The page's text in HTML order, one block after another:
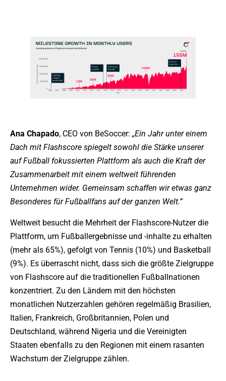
Ana Chapado, CEO von BeSoccer: „Ein Jahr unter einem
Dach mit Flashscore spiegelt sowohl die Stärke unserer
auf Fußball fokussierten Plattform als auch die Kraft der
Zusammenarbeit mit einem weltweit führenden
Unternehmen wider. Gemeinsam schaffen wir etwas ganz
Besonderes für Fußballfans auf der ganzen Welt.”
Weltweit besucht die Mehrheit der Flashscore-Nutzer die
Plattform, um Fußballergebnisse und -inhalte zu erhalten
(mehr als 65%), gefolgt von Tennis (10%) und Basketball
(9%). Es überrascht nicht, dass sich die größte Zielgruppe
von Flashscore auf die traditionellen Fußballnationen
konzentriert. Zu den Ländern mit den höchsten
monatlichen Nutzerzahlen gehören regelmäßig Brasilien,
Italien, Frankreich, Großbritannien, Polen und
Deutschland, während Nigeria und die Vereinigten
Staaten ebenfalls zu den Regionen mit einem rasanten
Wachstum der Zielgruppe zählen.